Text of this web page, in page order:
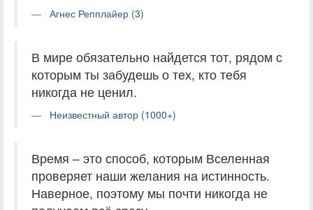
Агнес Репплайер (3)
В мире обязательно найдется тот, рядом с
которым ты забудешь о тех, кто тебя
никогда не ценил.
Неизвестный автор (1000+)
Время – это способ, которым Вселенная
проверяет наши желания на истинность.
Наверное, поэтому мы почти никогда не